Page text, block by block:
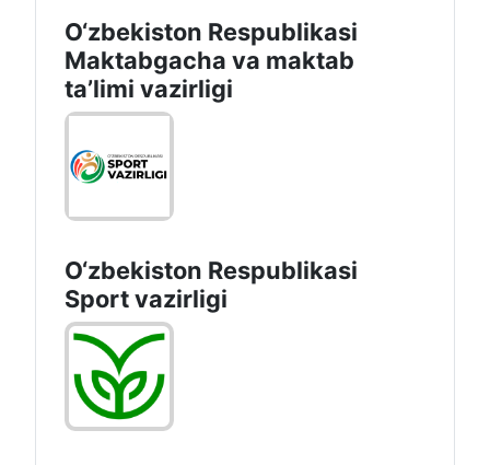
O‘zbekiston Respublikasi
Maktabgacha va maktab
taʼlimi vazirligi
O‘zbekiston Respublikasi
Sport vazirligi